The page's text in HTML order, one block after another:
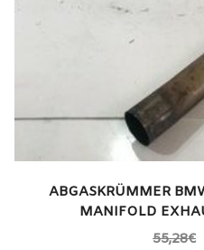
ABGASKRÜMMER
MANIFOLD
55,28€